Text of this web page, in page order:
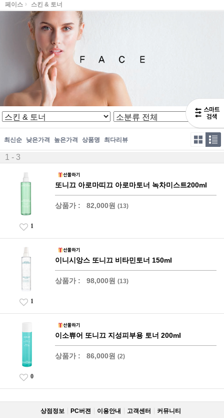
페이스 스킨 & 토너
최신순 낮은가격 높은가격 상품명 최다리뷰
1 - 3
또니끄 아로마띠끄 아로마토너 녹차미스트200ml
상품가 : 82,000원 (13)
1
이니시앙스 또니끄 비타민토너 150ml
상품가 : 98,000원 (13)
1
이소쀼어 또니끄 지성피부용 토너 200ml
상품가 : 86,000원 (2)
0
상점정보 PC버젼 이용안내 고객센터 커뮤니티